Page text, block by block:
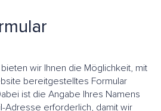
wir Ihnen die Möglichkeit, mit
bereitgestelltes Formular
ist die Angabe Ihres Namens
Adresse erforderlich, damit wir